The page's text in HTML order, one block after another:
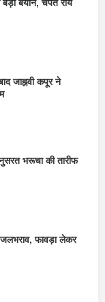
बड़ा बयान, चंपत राय
जाह्नवी कपूर ने
भरूचा की तारीफ
जलभराव, फावड़ा लेकर